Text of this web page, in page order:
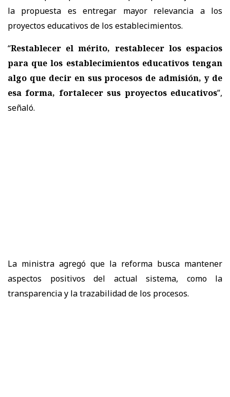
la propuesta esentregar mayor relevancia a los
proyectos educativos de los establecimientos.
“Restablecer el mérito, restablecer los espacios
para que los establecimientos educativos tengan
algo que decir en sus procesos de admisión, y de
esa forma, fortalecer sus proyectos educativos”,
señaló.
La ministra agregó que la reforma busca mantener
aspectos positivos del actual sistema, como la
transparencia y la trazabilidad de los procesos.